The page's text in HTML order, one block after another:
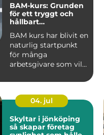
BAM-kurs: Grunden
för ett tryggt och
hållbart
BAM kurs har blivit en
naturlig startpunkt
för många
arbetsgivare som vill
04. jul
Skyltar i jönköping
så skapar företag